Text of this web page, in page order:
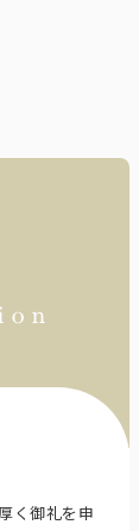
く御礼を申